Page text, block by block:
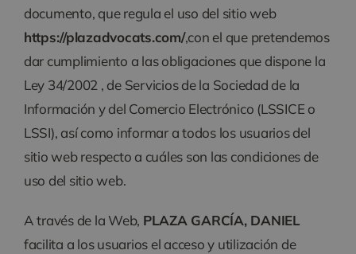
documento, que regula el uso del sitio web
https://plazadvocats.com/,con el que pretendemos
dar cumplimiento a las obligaciones que dispone la
Ley 34/2002 , de Servicios de la Sociedad de la
Información y del Comercio Electrónico (LSSICE o
LSSI), así como informar a todos los usuarios del
sitio web respecto a cuáles son las condiciones de
uso del sitio web.
A través de la Web, PLAZA GARCÍA, DANIEL
facilita a los usuarios el acceso y utilización de